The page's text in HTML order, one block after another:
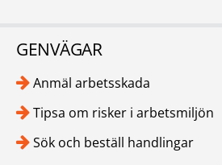
GENVÄGAR
Anmäl arbetsskada
Tipsa om risker i arbetsmiljön
Sök och beställ handlingar